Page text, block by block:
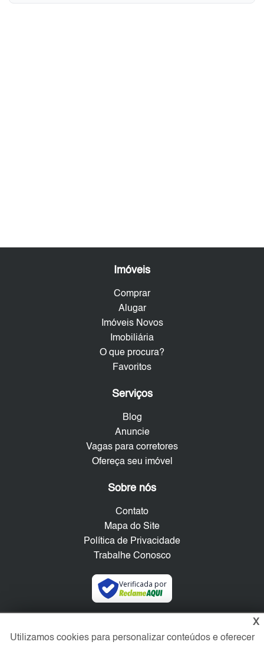
Imóveis
Comprar
Alugar
Imóveis Novos
Imobiliária
O que procura?
Favoritos
Serviços
Blog
Anuncie
Vagas para corretores
Ofereça seu imóvel
Sobre nós
Contato
Mapa do Site
Política de Privacidade
Trabalhe Conosco
Verificada por
X
Utilizamos cookies para personalizar conteúdos e oferecer